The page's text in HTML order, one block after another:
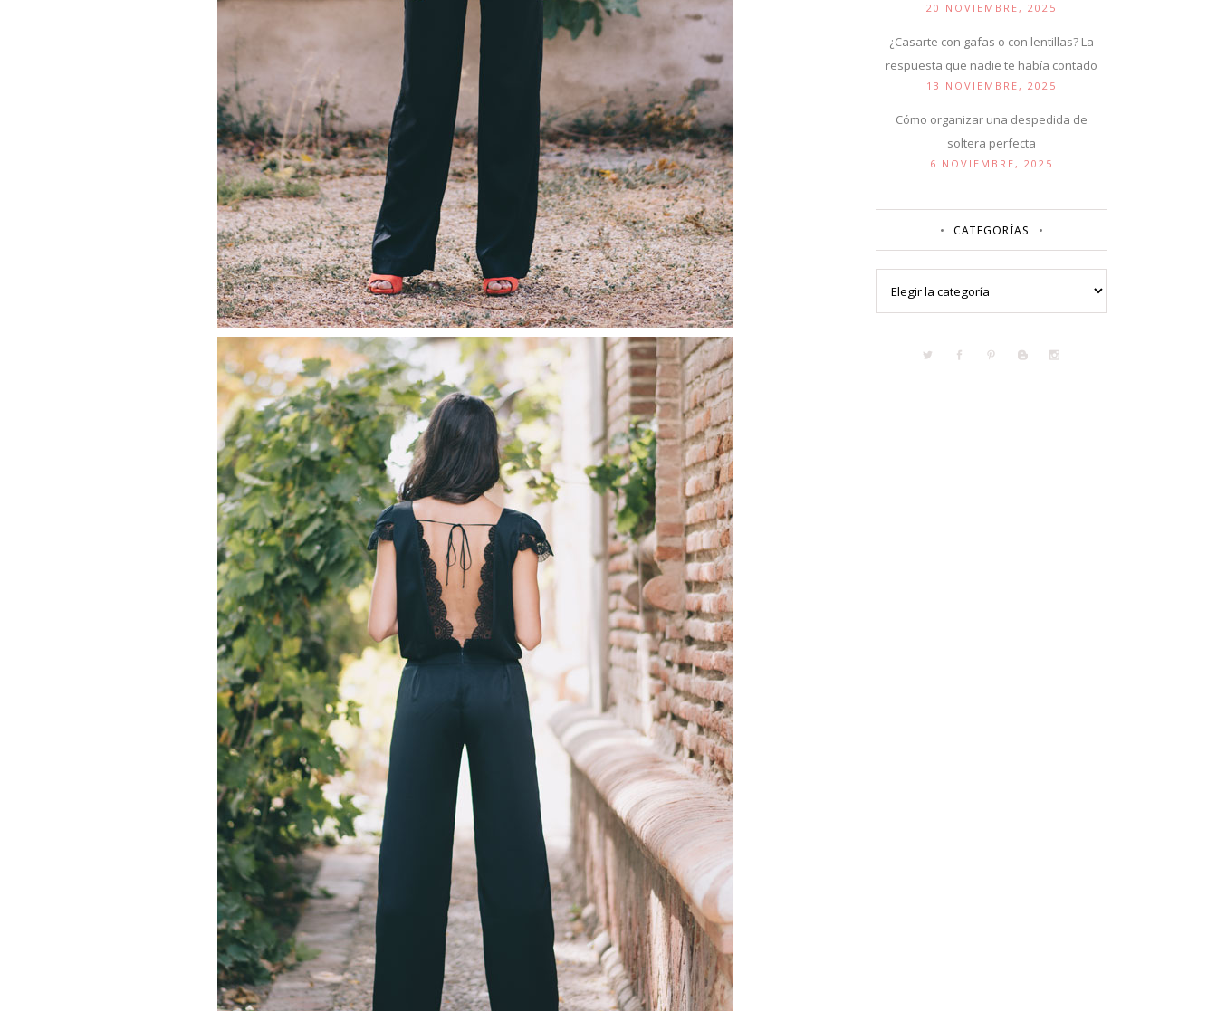
20 NOVIEMBRE, 2025
¿Casarte con gafas o con lentillas? La
respuesta que nadie te había contado
13 NOVIEMBRE, 2025
Cómo organizar una despedida de
soltera perfecta
6 NOVIEMBRE, 2025
CATEGORÍAS